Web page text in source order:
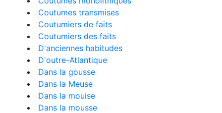
Coutumes transmises
Coutumiers de faits
Coutumiers des faits
D'anciennes habitudes
D'outre-Atlantique
Dans la gousse
Dans la Meuse
Dans la mouise
Dans la mousse